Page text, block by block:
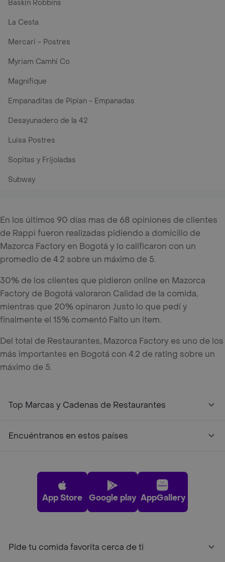
Baskin Robbins
La Cesta
Mercari - Postres
Myriam Camhi Co
Magnifique
Empanaditas de Pipian - Empanadas
Desayunadero de la 42
Luisa Postres
Sopitas y Frijoladas
Subway
En los últimos 90 días mas de 68 opiniones de clientes
de Rappi fueron realizadas pidiendo a domicilio de
Mazorca Factory en Bogotá y lo calificaron con un
promedio de 4.2 sobre un máximo de 5.
30% de los clientes que pidieron online en Mazorca
Factory de Bogotá valoraron Calidad de la comida,
mientras que 20% opinaron Justo lo que pedí y
finalmente el 15% comentó Falto un item.
Del total de Restaurantes, Mazorca Factory es uno de los
más importantes en Bogotá con 4.2 de rating sobre un
máximo de 5.
Top Marcas y Cadenas de Restaurantes
Encuéntranos en estos países
App Store Google play AppGallery
Pide tu comida favorita cerca de ti